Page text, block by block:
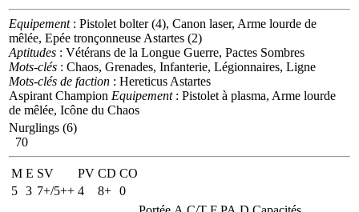
Equipement: Pistolet bolter (4), Canon laser, Arme lourde de
mêlée, Epée tronçonneuse Astartes (2)
Aptitudes : Vétérans de la Longue Guerre, Pactes Sombres
Mots-clés : Chaos, Grenades, Infanterie, Légionnaires, Ligne
Mots-clés de faction : Hereticus Astartes
Aspirant Champion Equipement: Pistolet à plasma, Arme lourde
de mêlée, Icône du Chaos
Nurglings (6)
70
M E SV PV CD CO
5 3 7+/5++ 4 8+ 0